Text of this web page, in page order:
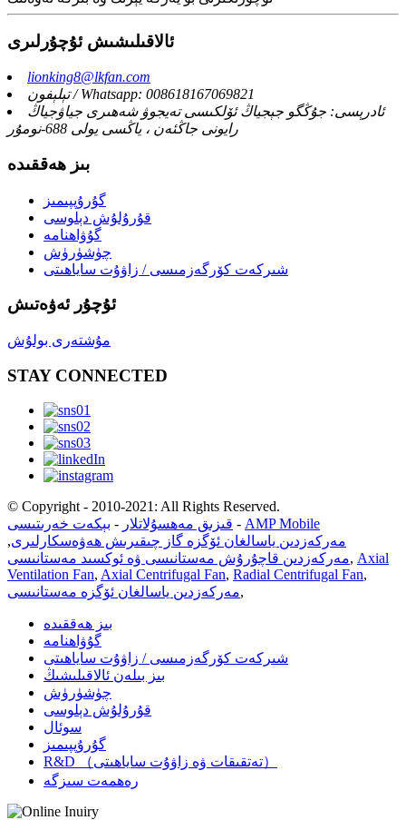
ئالاقىلىشىش ئۇچۇرلىرى
lionking8@lkfan.com
تېلېفون / Whatsapp: 008618167069821
ئادرېسى: جۇڭگو جېجياڭ ئۆلكىسى تەيجوۋ شەھىرى جياۋجياڭ
رايونى جاڭئەن ، ياڭسى يولى 688-نومۇر
بىز ھەققىدە
گۇرۇپپىمىز
قۇرۇلۇش دېلوسى
گۇۋاھنامە
چۈشۈرۈش
شىركەت كۆرگەزمىسى / زاۋۇت ساياھىتى
ئۇچۇر ئەۋەتىش
مۇشتەرى بولۇش
STAY CONNECTED
© Copyright - 2010-2021: All Rights Reserved.
قىزىق مەھسۇلاتلار - بېكەت خەرىتىسى - AMP Mobile
مەركەزدىن ياسالغان ئۆگزە گاز چىقىرىش ھەۋەسكارلىرى,
مەركەزدىن قاچۇرۇش مەستانىسى ۋە ئوكسىد مەستانىسى, Axial
Ventilation Fan, Axial Centrifugal Fan, Radial Centrifugal Fan,
مەركەزدىن ياسالغان ئۆگزە مەستانىسى,
بىز ھەققىدە
گۇۋاھنامە
شىركەت كۆرگەزمىسى / زاۋۇت ساياھىتى
بىز بىلەن ئالاقىلىشىڭ
چۈشۈرۈش
قۇرۇلۇش دېلوسى
سوئال
گۇرۇپپىمىز
R&D （تەتقىقات ۋە زاۋۇت ساياھىتى）
رەھمەت سىزگە